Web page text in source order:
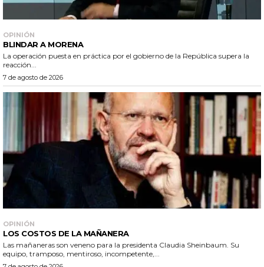
OPINIÓN
BLINDAR A MORENA
La operación puesta en práctica por el gobierno de la República supera la
reacción...
7 de agosto de 2026
OPINIÓN
LOS COSTOS DE LA MAÑANERA
Las mañaneras son veneno para la presidenta Claudia Sheinbaum. Su
equipo, tramposo, mentiroso, incompetente,...